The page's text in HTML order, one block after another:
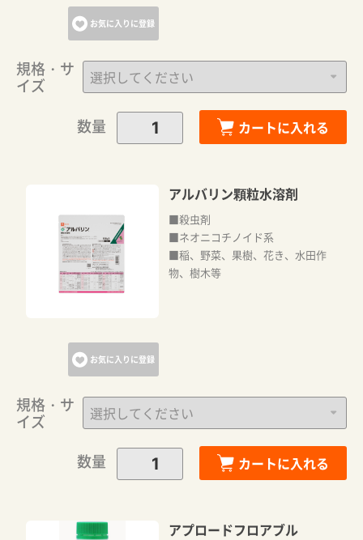
お気に入りに登録
規格・サ
イズ
数量
カートに入れる
お気に入りに登録
アルバリン顆粒水溶剤
■殺虫剤
■ネオニコチノイド系
■稲、野菜、果樹、花き、水田作
物、樹木等
規格・サ
イズ
数量
カートに入れる
アプロードフロアブル
カートに追加しました。